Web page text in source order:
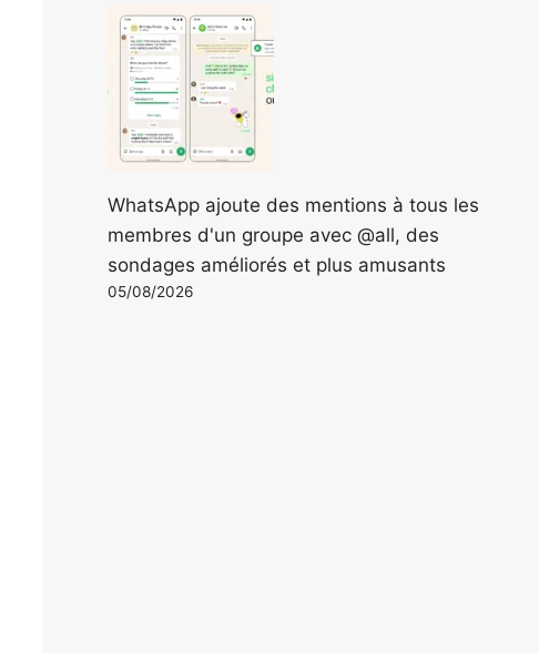
WhatsApp ajoute des mentions à tous les
membres d'un groupe avec @all, des
sondages améliorés et plus amusants
05/08/2026